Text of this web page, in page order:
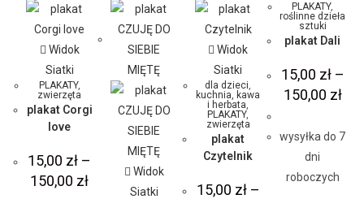
Widok
Siatki
PLAKATY,
zwierzęta
plakat Corgi
love
15,00 zł –
150,00 zł
Widok
Siatki
Widok
Siatki
dla dzieci,
kuchnia, kawa
i herbata,
PLAKATY,
zwierzęta
plakat
Czytelnik
15,00 zł –
PLAKATY,
roślinne dzieła
sztuki
plakat Dali
15,00 zł –
150,00 zł
wysyłka do 7
dni
roboczych